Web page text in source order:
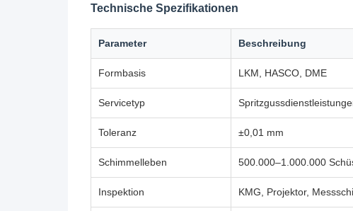
Technische Spezifikationen
Parameter Beschreibung
Formbasis LKM, HASCO, DME
Servicetyp
Toleranz ±0,01 mm
Schimmelleben 500.000–1.000.000
Inspektion KMG, Projektor,